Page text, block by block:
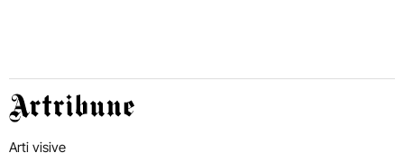
Artribune
Arti visive